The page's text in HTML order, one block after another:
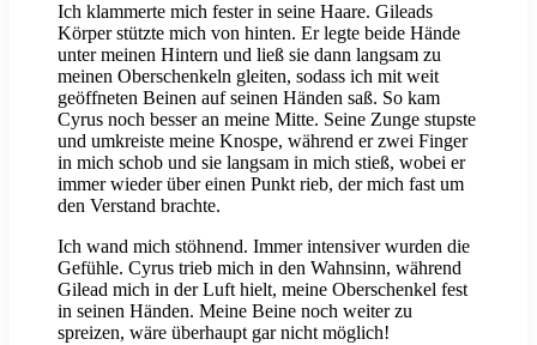
Ich klammerte mich fester in seine Haare. Gileads
Körper stützte mich von hinten. Er legte beide Hände
unter meinen Hintern und ließ sie dann langsam zu
meinen Oberschenkeln gleiten, sodass ich mit weit
geöffneten Beinen auf seinen Händen saß. So kam
Cyrus noch besser an meine Mitte. Seine Zunge stupste
und umkreiste meine Knospe, während er zwei Finger
in mich schob und sie langsam in mich stieß, wobei er
immer wieder über einen Punkt rieb, der mich fast um
den Verstand brachte.
Ich wand mich stöhnend. Immer intensiver wurden die
Gefühle. Cyrus trieb mich in den Wahnsinn, während
Gilead mich in der Luft hielt, meine Oberschenkel fest
in seinen Händen. Meine Beine noch weiter zu
spreizen, wäre überhaupt gar nicht möglich!